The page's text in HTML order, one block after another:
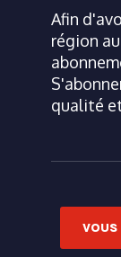
Afin
région
qualité
VOUS